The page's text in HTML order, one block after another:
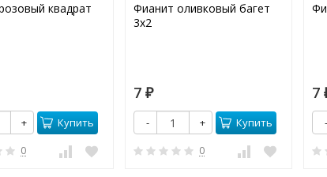
квадрат
+ Купить
0
Фианит оливковый багет
3х2
7 ₽
- + Купить
0
7
-